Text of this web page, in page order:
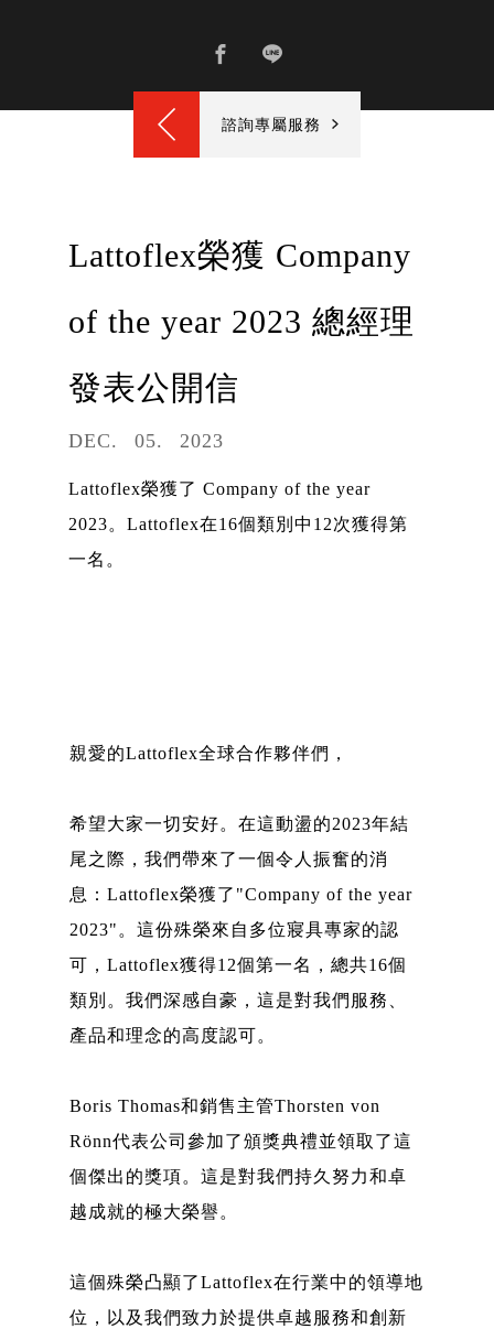
諮詢專屬服務
Lattoflex榮獲 Company
of the year 2023 總經理
發表公開信
DEC 05 2023
Lattoflex榮獲了 Company of the year
2023。Lattoflex在16個類別中12次獲得第
一名。
親愛的Lattoflex全球合作夥伴們，
希望大家一切安好。在這動盪的2023年結
尾之際，我們帶來了一個令人振奮的消
息：Lattoflex榮獲了"Company of the year
2023"。這份殊榮來自多位寢具專家的認
可，Lattoflex獲得12個第一名，總共16個
類別。我們深感自豪，這是對我們服務、
產品和理念的高度認可。
Boris Thomas和銷售主管Thorsten von
Rönn代表公司參加了頒獎典禮並領取了這
個傑出的獎項。這是對我們持久努力和卓
越成就的極大榮譽。
這個殊榮凸顯了Lattoflex在行業中的領導地
位，以及我們致力於提供卓越服務和創新